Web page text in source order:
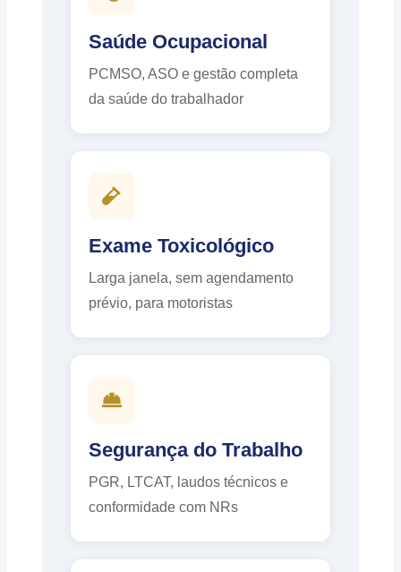
Saúde Ocupacional
PCMSO, ASO e gestão completa
da saúde do trabalhador
Exame Toxicológico
Larga janela, sem agendamento
prévio, para motoristas
Segurança do Trabalho
PGR, LTCAT, laudos técnicos e
conformidade com NRs